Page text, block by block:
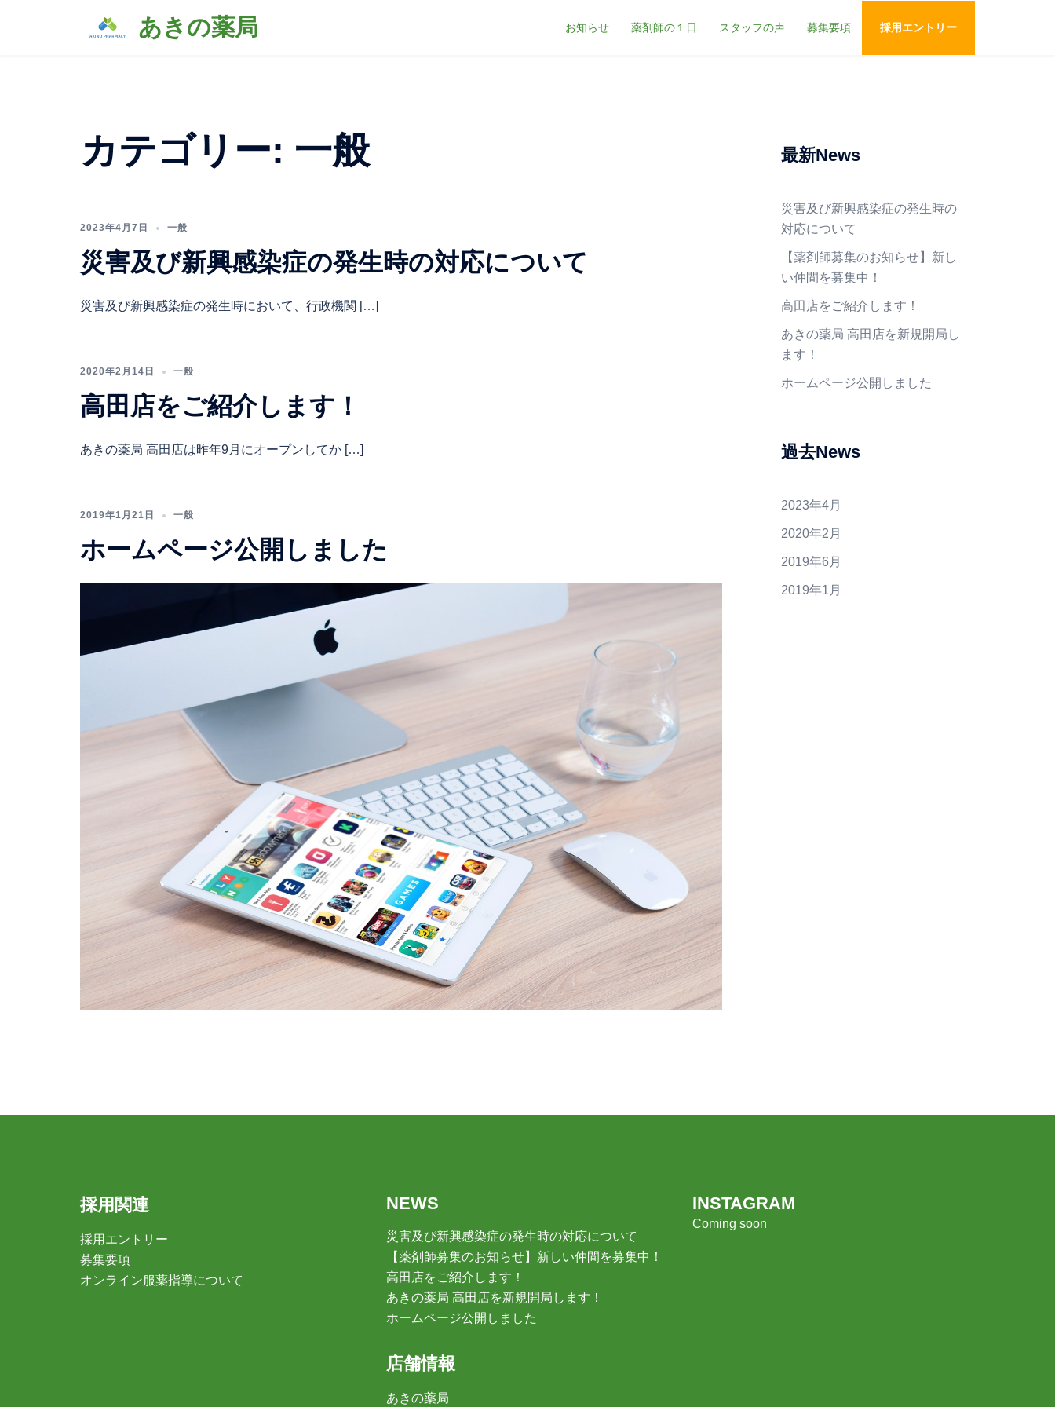
あきの薬局 お知らせ 薬剤師の１日 スタッフの声 募集要項 採用エントリー
カテゴリー: 一般
2023年4月7日 一般
災害及び新興感染症の発生時の対応について
災害及び新興感染症の発生時において、行政機関 […]
2020年2月14日 一般
高田店をご紹介します！
あきの薬局 高田店は昨年9月にオープンしてか […]
2019年1月21日 一般
ホームページ公開しました
最新News
災害及び新興感染症の発生時の
対応について
【薬剤師募集のお知らせ】新し
い仲間を募集中！
高田店をご紹介します！
あきの薬局 高田店を新規開局し
ます！
ホームページ公開しました
過去News
2023年4月
2020年2月
2019年6月
2019年1月
採用関連
採用エントリー
募集要項
オンライン服薬指導について
NEWS
災害及び新興感染症の発生時の対応について
【薬剤師募集のお知らせ】新しい仲間を募集中！
高田店をご紹介します！
あきの薬局 高田店を新規開局します！
ホームページ公開しました
店舗情報
あきの薬局
INSTAGRAM
Coming soon